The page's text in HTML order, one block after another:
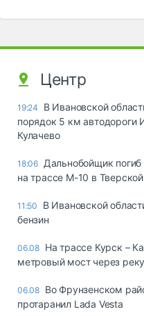
Центр
19:24
В Ивановской
порядок 5 км автодороги
Кулачево
18:06 Дальнобойщик
на трассе М-10 в
11:50
В Ивановской
бензин
06.08 На трассе Курск –
метровый мост через
06.08 Во Фрунзенском
протаранил Lada Vesta